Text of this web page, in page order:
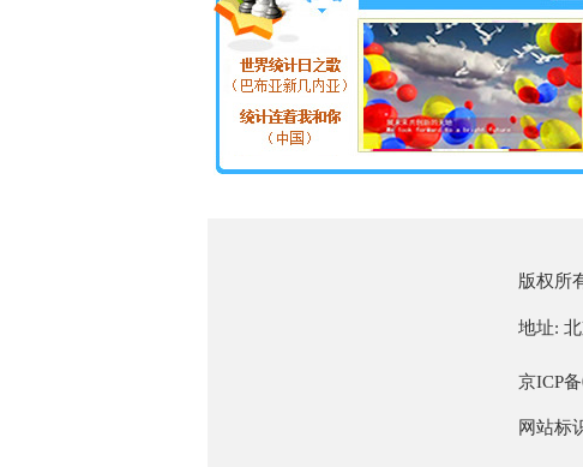
版权
地址:
京ICP
网站标